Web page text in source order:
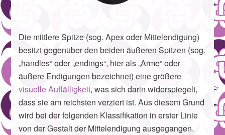
Die mittlere Spitze (sog. Apex oder Mittelendigung)
besitzt gegenüber den beiden äußeren Spitzen (sog.
„handles“ oder „endings“, hier als „Arme“ oder
äußere Endigungen bezeichnet) eine größere
visuelle Auffälligkeit, was sich darin widerspiegelt,
dass sie am reichsten verziert ist. Aus diesem Grund
wird bei der folgenden Klassifikation in erster Linie
von der Gestalt der Mittelendigung ausgegangen.